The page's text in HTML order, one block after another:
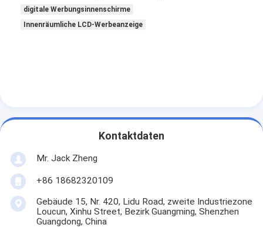
digitale Werbungsinnenschirme
Innenräumliche LCD-Werbeanzeige
Kontaktdaten
Mr. Jack Zheng
+86 18682320109
Gebäude 15, Nr. 420, Lidu Road, zweite Industriezone
Loucun, Xinhu Street, Bezirk Guangming, Shenzhen
Guangdong, China